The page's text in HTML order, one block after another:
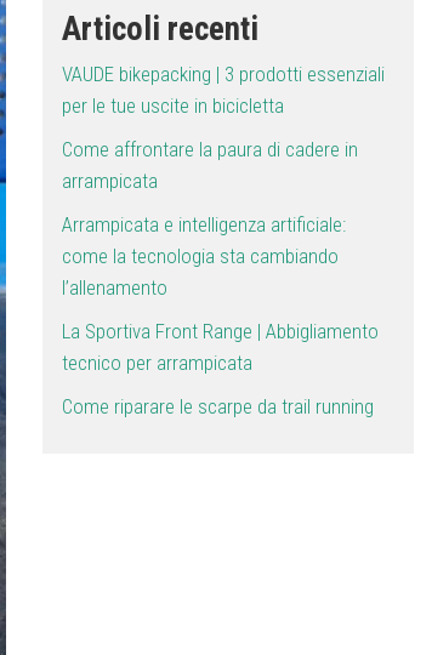
Articoli recenti
VAUDE bikepacking | 3 prodotti essenziali
per le tue uscite in bicicletta
Come affrontare la paura di cadere in
arrampicata
Arrampicata e intelligenza artificiale:
come la tecnologia sta cambiando
l’allenamento
La Sportiva Front Range | Abbigliamento
tecnico per arrampicata
Come riparare le scarpe da trail running